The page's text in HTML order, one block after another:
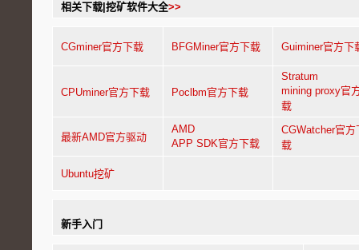
相关下载|挖矿软件大全>>
CGminer官方下载 BFGMiner官方下载 Guiminer官方下
CPUminer官方下载 Poclbm官方下载
Stratum
mining proxy官
载
最新AMD官方驱动
AMD
APP SDK官方下载
CGWatcher官方
载
Ubuntu挖矿
新手入门